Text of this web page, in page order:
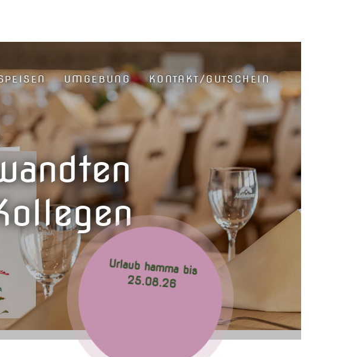
UMGEBUNG KONTAKT/GUTSCHEIN
Urlaub hamma bis
25.08.26